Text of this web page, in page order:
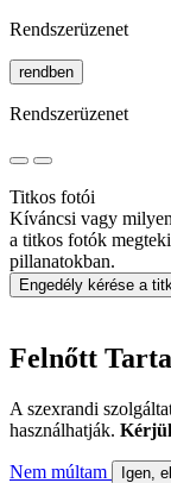
Rendszerüzenet
rendben
Rendszerüzenet
Titkos fotói
Kíváncsi vagy
a titkos fotók
pillanatokban.
Engedély kérése a
Felnőtt
A szexrandi
használhatják.
Nem múltam Igen,